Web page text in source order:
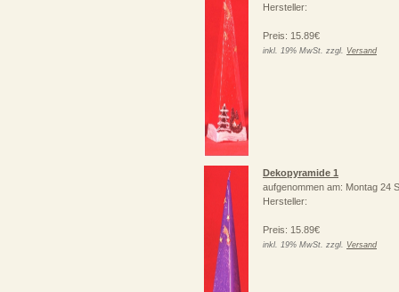
Hersteller:
Preis: 15.89€
inkl. 19% MwSt. zzgl. Versand
Dekopyramide 1
aufgenommen am: Montag 24
Hersteller:
Preis: 15.89€
inkl. 19% MwSt. zzgl. Versand